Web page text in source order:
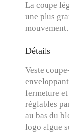
La coupe
une plus
mouvement.
Détails
Veste
fermeture
réglables
au bas du
logo algue